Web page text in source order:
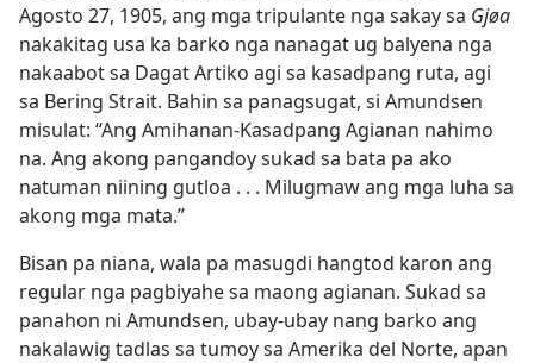
Agosto 27, 1905, ang mga tripulante nga sakay sa Gjøa
nakakitag usa ka barko nga nanagat ug balyena nga
nakaabot sa Dagat Artiko agi sa kasadpang ruta, agi
sa Bering Strait. Bahin sa panagsugat, si Amundsen
misulat: “Ang Amihanan-Kasadpang Agianan nahimo
na. Ang akong pangandoy sukad sa bata pa ako
natuman niining gutloa . . . Milugmaw ang mga luha sa
akong mga mata.”
Bisan pa niana, wala pa masugdi hangtod karon ang
regular nga pagbiyahe sa maong agianan. Sukad sa
panahon ni Amundsen, ubay-ubay nang barko ang
nakalawig tadlas sa tumoy sa Amerika del Norte, apan